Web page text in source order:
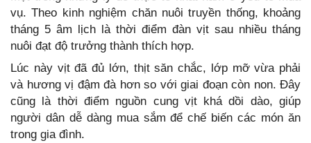
vụ. Theo kinh nghiệm chăn nuôi truyền thống, khoảng
tháng 5 âm lịch là thời điểm đàn vịt sau nhiều tháng
nuôi đạt độ trưởng thành thích hợp.
Lúc này vịt đã đủ lớn, thịt săn chắc, lớp mỡ vừa phải
và hương vị đậm đà hơn so với giai đoạn còn non. Đây
cũng là thời điểm nguồn cung vịt khá dồi dào, giúp
người dân dễ dàng mua sắm để chế biến các món ăn
trong gia đình.